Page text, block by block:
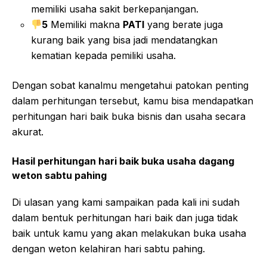
memiliki usaha sakit berkepanjangan.
5 Memiliki makna PATI yang berate juga
kurang baik yang bisa jadi mendatangkan
kematian kepada pemiliki usaha.
Dengan sobat kanalmu mengetahui patokan penting
dalam perhitungan tersebut, kamu bisa mendapatkan
perhitungan hari baik buka bisnis dan usaha secara
akurat.
Hasil perhitungan hari baik buka usaha dagang
weton sabtu pahing
Di ulasan yang kami sampaikan pada kali ini sudah
dalam bentuk perhitungan hari baik dan juga tidak
baik untuk kamu yang akan melakukan buka usaha
dengan weton kelahiran hari sabtu pahing.